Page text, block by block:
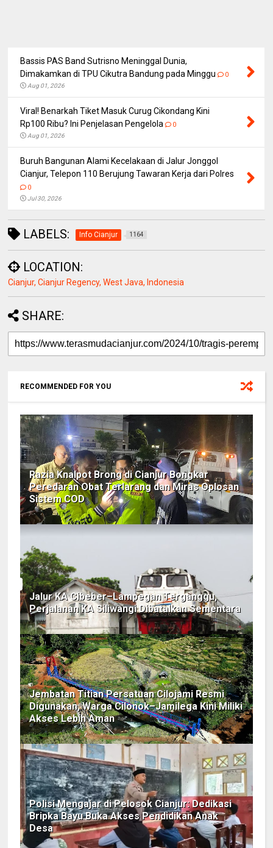
Bassis PAS Band Sutrisno Meninggal Dunia,
Dimakamkan di TPU Cikutra Bandung pada Minggu
0
Aug 01, 2026
Viral! Benarkah Tiket Masuk Curug Cikondang Kini
Rp100 Ribu? Ini Penjelasan Pengelola
0
Aug 01, 2026
Buruh Bangunan Alami Kecelakaan di Jalur Jonggol
Cianjur, Telepon 110 Berujung Tawaran Kerja dari Polres
0
Jul 30, 2026
LABELS: Info Cianjur 1164
LOCATION:
Cianjur, Cianjur Regency, West Java, Indonesia
SHARE:
RECOMMENDED FOR YOU
Razia Knalpot Brong di Cianjur Bongkar
Peredaran Obat Terlarang dan Miras Oplosan
Sistem COD
Jalur KA Cibeber–Lampegan Terganggu,
Perjalanan KA Siliwangi Dibatalkan Sementara
Jembatan Titian Persatuan Cilojami Resmi
Digunakan, Warga Cilonok–Jamilega Kini Miliki
Akses Lebih Aman
Polisi Mengajar di Pelosok Cianjur: Dedikasi
Bripka Bayu Buka Akses Pendidikan Anak
Desa